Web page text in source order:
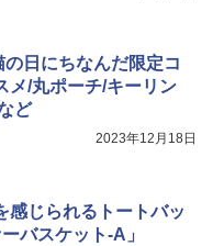
日にちなんだ限定コ
メ/丸ポーチ/キーリン
ど
2023年12月18日
感じられるトートバッ
バスケット-A」